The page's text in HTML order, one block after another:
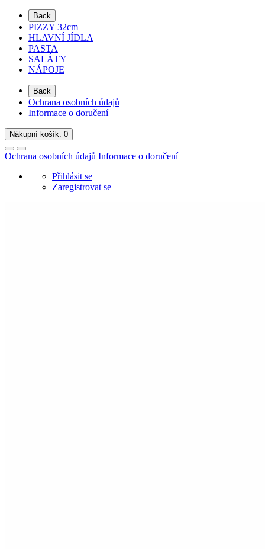
Back
PIZZY 32cm
HLAVNÍ JÍDLA
PASTA
SALÁTY
NÁPOJE
Back
Ochrana osobních údajů
Informace o doručení
Nákupní košík: 0
Ochrana osobních údajů Informace o doručení
Přihlásit se
Zaregistrovat se